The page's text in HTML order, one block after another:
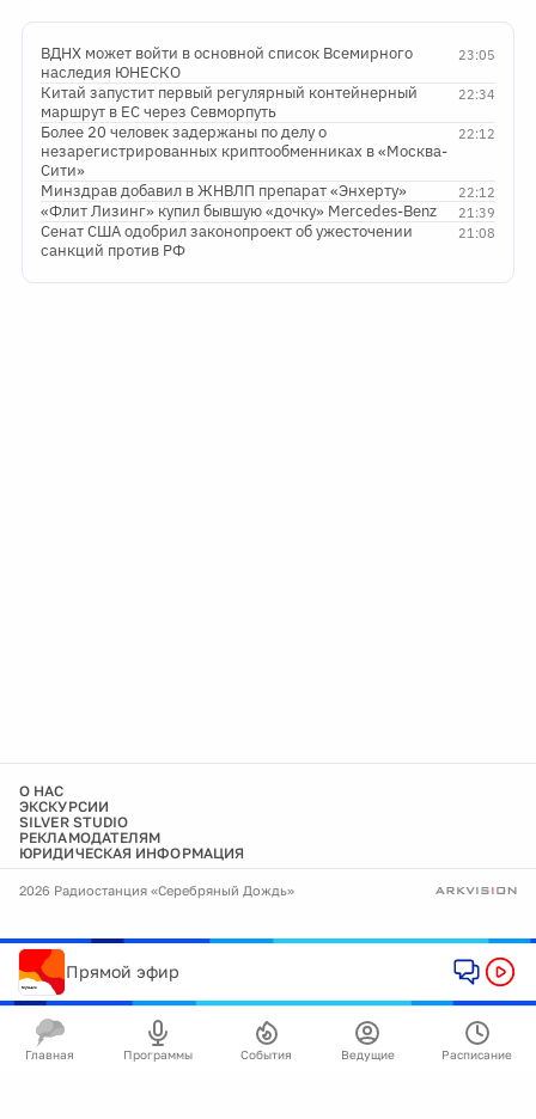
23:05
ВДНХ может войти в основной список Всемирного
наследия ЮНЕСКО
22:34
Китай запустит первый регулярный контейнерный
маршрут в ЕС через Севморпуть
22:12
Более 20 человек задержаны по делу о
незарегистрированных криптообменниках в «Москва-
Сити»
22:12
Минздрав добавил в ЖНВЛП препарат «Энхерту»
21:39
«Флит Лизинг» купил бывшую «дочку» Mercedes-Benz
21:08
Сенат США одобрил законопроект об ужесточении
санкций против РФ
О НАС
ЭКСКУРСИИ
SILVER STUDIO
РЕКЛАМОДАТЕЛЯМ
ЮРИДИЧЕСКАЯ ИНФОРМАЦИЯ
2026 Радиостанция «Серебряный Дождь»
Прямой эфир
Главная Программы События Ведущие Расписание